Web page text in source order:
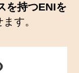
を持つENIを
す。